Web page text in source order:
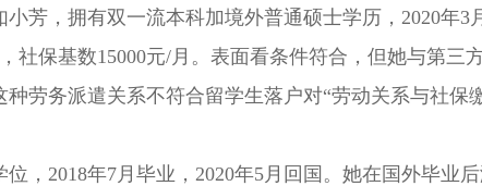
，拥有双一流本科加境外普通硕士学历，2020年3
社保基数15000元/月。表面看条件符合，但她与第三
劳务派遣关系不符合留学生落户对“劳动关系与社保
2018年7月毕业，2020年5月回国。她在国外毕业